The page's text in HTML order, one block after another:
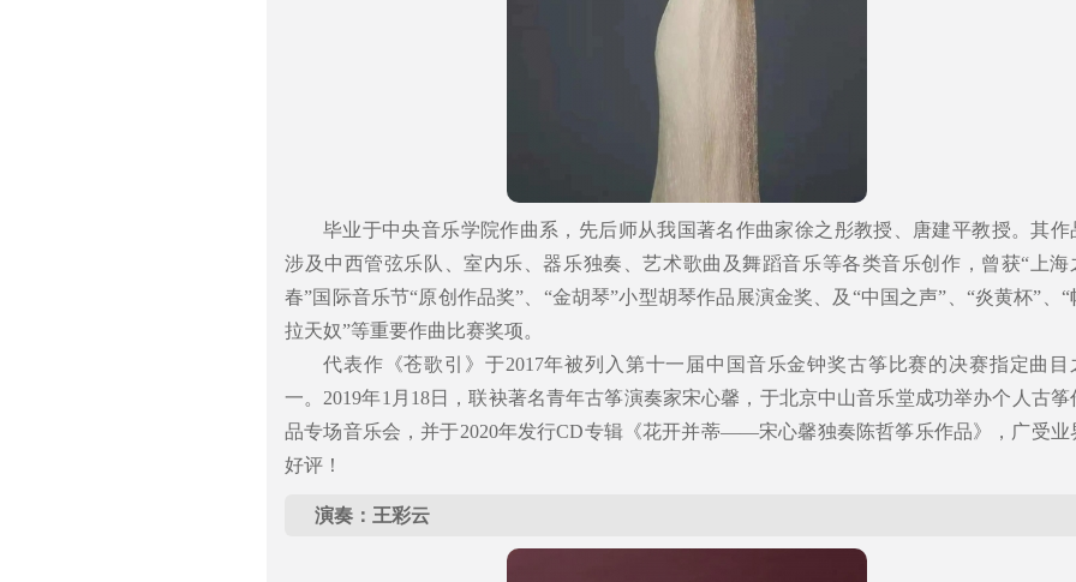
毕业于中央音乐学院作曲系，先后师从我国著名作曲家徐之彤教授、唐建平教授。其作
涉及中西管弦乐队、室内乐、器乐独奏、艺术歌曲及舞蹈音乐等各类音乐创作，曾获“上海
春”国际音乐节“原创作品奖”、“金胡琴”小型胡琴作品展演金奖、及“中国之声”、“炎黄杯”、“
拉天奴”等重要作曲比赛奖项。
代表作《苍歌引》于2017年被列入第十一届中国音乐金钟奖古筝比赛的决赛指定曲目
一。2019年1月18日，联袂著名青年古筝演奏家宋心馨，于北京中山音乐堂成功举办个人古筝
品专场音乐会，并于2020年发行CD专辑《花开并蒂——宋心馨独奏陈哲筝乐作品》，广受业
好评！
演奏：王彩云